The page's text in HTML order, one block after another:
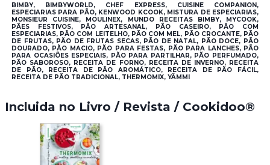
BIMBY, BIMBYWORLD, CHEF EXPRESS, CUISINE COMPANION,
ESPECIARIAS PARA PÃO, KENWOOD KCOOK, MISTURA DE ESPECIARIAS,
MONSIEUR CUISINE, MOULINEX, MUNDO RECEITAS BIMBY, MYCOOK,
PÃES FESTIVOS, PÃO ARTESANAL, PÃO CASEIRO, PÃO COM
ESPECIARIAS, PÃO COM LEITELHO, PÃO COM MEL, PÃO CROCANTE, PÃO
DE FRUTAS, PÃO DE FRUTAS SECAS, PÃO DE NATAL, PÃO DOCE, PÃO
DOURADO, PÃO MACIO, PÃO PARA FESTAS, PÃO PARA LANCHES, PÃO
PARA OCASIÕES ESPECIAIS, PÃO PARA PARTILHAR, PÃO PERFUMADO,
PÃO SABOROSO, RECEITA DE FORNO, RECEITA DE INVERNO, RECEITA
DE PÃO, RECEITA DE PÃO AROMÁTICO, RECEITA DE PÃO FÁCIL,
RECEITA DE PÃO TRADICIONAL, THERMOMIX, YÄMMI
Incluida no Livro / Revista / Cookidoo®